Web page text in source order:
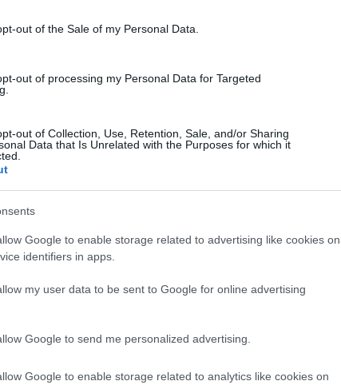
out of the Sale of my Personal Data.
out of processing my Personal Data for Targeted
out of Collection, Use, Retention, Sale, and/or Sharing
Data that Is Unrelated with the Purposes for which it
Google to enable storage related to advertising like cookies on
identifiers in apps.
my user data to be sent to Google for online advertising
Google to send me personalized advertising.
Google to enable storage related to analytics like cookies on
Európai Uniós
minősülnek, értük a
a
kicsiben, mint a pártja nagyban! Igérünk, aztán
lesz vonva? remélem...